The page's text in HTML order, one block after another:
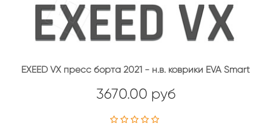
EXEED VX пресс борта 2021 - н.в. коврики EVA Smart
3670.00 руб